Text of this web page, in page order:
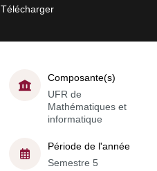
Télécharger
Composante(s)
UFR de
Mathématiques et
informatique
Période de l'année
Semestre 5